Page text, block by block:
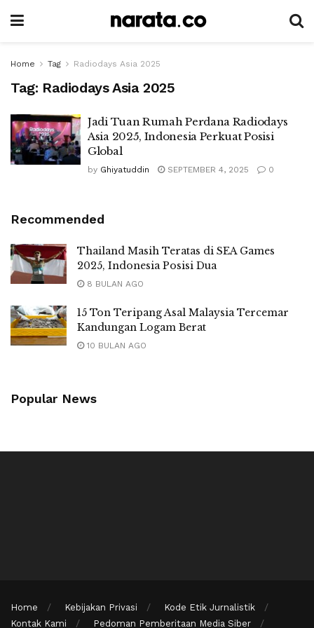
Home Tag Radiodays Asia 2025
Tag: Radiodays Asia 2025
Jadi Tuan Rumah Perdana Radiodays
Asia 2025, Indonesia Perkuat Posisi
Global
by Ghiyatuddin SEPTEMBER 4, 2025 0
Recommended
Thailand Masih Teratas di SEA Games
2025, Indonesia Posisi Dua
8 BULAN AGO
15 Ton Teripang Asal Malaysia Tercemar
Kandungan Logam Berat
10 BULAN AGO
Popular News
Home Kebijakan Privasi
Kode Etik Jurnalistik
Kontak Kami
Pedoman Pemberitaan Media Siber